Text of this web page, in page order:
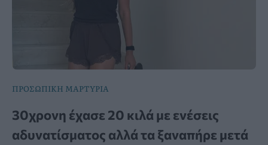
ΠΡΟΣΩΠΙΚΗ ΜΑΡΤΥΡΙΑ
30χρονη έχασε 20 κιλά με ενέσεις
αδυνατίσματος αλλά τα ξαναπήρε μετά